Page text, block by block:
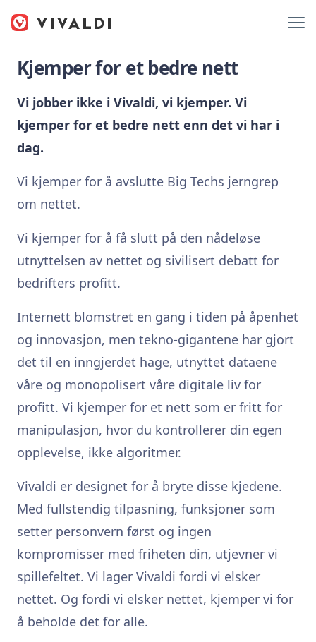
Kjemper for et bedre nett
Vi jobber ikke i Vivaldi, vi kjemper. Vi
kjemper for et bedre nett enn det vi har i
dag.
Vi kjemper for å avslutte Big Techs jerngrep
om nettet.
Vi kjemper for å få slutt på den nådeløse
utnyttelsen av nettet og sivilisert debatt for
bedrifters profitt.
Internett blomstret en gang i tiden på åpenhet
og innovasjon, men tekno-gigantene har gjort
det til en inngjerdet hage, utnyttet dataene
våre og monopolisert våre digitale liv for
profitt. Vi kjemper for et nett som er fritt for
manipulasjon, hvor du kontrollerer din egen
opplevelse, ikke algoritmer.
Vivaldi er designet for å bryte disse kjedene.
Med fullstendig tilpasning, funksjoner som
setter personvern først og ingen
kompromisser med friheten din, utjevner vi
spillefeltet. Vi lager Vivaldi fordi vi elsker
nettet. Og fordi vi elsker nettet, kjemper vi for
å beholde det for alle.